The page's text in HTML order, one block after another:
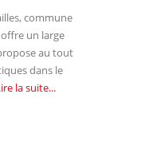
commune
offre un large
au tout
dans le
la suite...